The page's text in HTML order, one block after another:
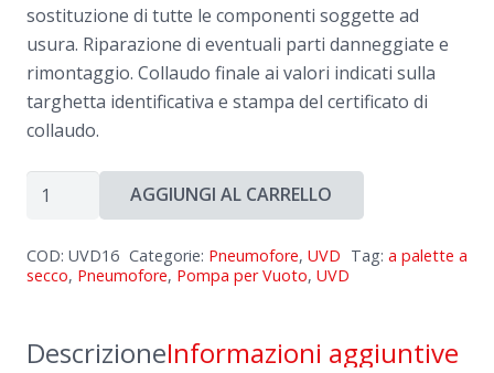
sostituzione di tutte le componenti soggette ad
usura. Riparazione di eventuali parti danneggiate e
rimontaggio. Collaudo finale ai valori indicati sulla
targhetta identificativa e stampa del certificato di
collaudo.
Riparazione
Pneumofore
quantità
AGGIUNGI AL CARRELLO
COD: UVD16 Categorie: Pneumofore, UVD Tag: a palette a
secco, Pneumofore, Pompa per Vuoto, UVD
DescrizioneInformazioni aggiuntive